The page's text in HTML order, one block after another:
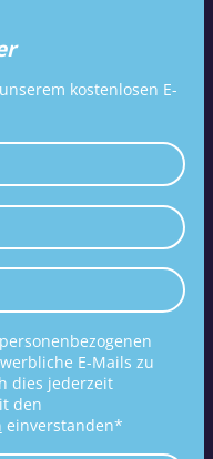
kostenlosen E-
E-Mails zu
dies jederzeit
den
einverstanden*